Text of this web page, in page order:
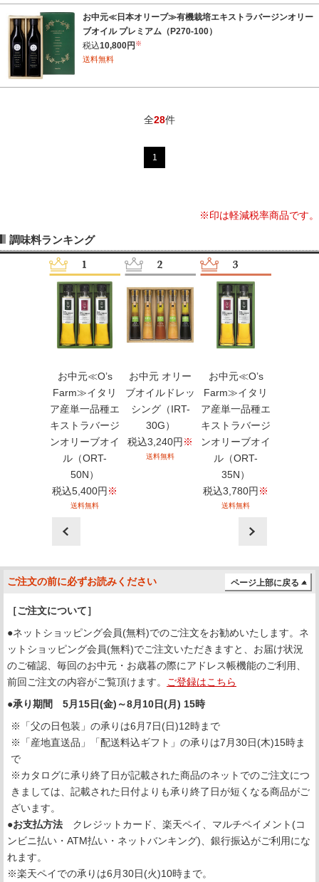
お中元≪日本オリーブ≫有機栽培エキストラバージンオリー
ブオイル プレミアム（P270-100）
税込10,800円 ※
送料無料
全28件
1
※印は軽減税率商品です。
調味料ランキング
お中元≪O’s
Farm≫イタリ
ア産単一品種エ
キストラバージ
ンオリーブオイ
ル（ORT-
50N）
税込5,400円 ※
送料無料
お中元 オリー
ブオイルドレッ
シング（IRT-
30G）
税込3,240円 ※
送料無料
お中元≪O’s
Farm≫イタリ
ア産単一品種エ
キストラバージ
ンオリーブオイ
ル（ORT-
35N）
税込3,780円 ※
送料無料
prev next
ご注文の前に必ずお読みください ページ上部に戻る
［ご注文について］
●ネットショッピング会員(無料)でのご注文をお勧めいたします。ネ
ットショッピング会員(無料)でご注文いただきますと、お届け状況
のご確認、毎回のお中元・お歳暮の際にアドレス帳機能のご利用、
前回ご注文の内容がご覧頂けます。 ご登録はこちら
●承り期間 5月15日(金)～8月10日(月) 15時
※「父の日包装」の承りは6月7日(日)12時まで
※「産地直送品」「配送料込ギフト」の承りは7月30日(木)15時ま
で
※カタログに承り終了日が記載された商品のネットでのご注文につ
きましては、記載された日付よりも承り終了日が短くなる商品がご
ざいます。
●お支払方法 クレジットカード、楽天ペイ、マルチペイメント(コ
ンビニ払い・ATM払い・ネットバンキング)、銀行振込がご利用にな
れます。
※楽天ペイでの承りは6月30日(火)10時まで。